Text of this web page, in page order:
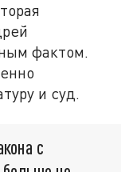
фактом.
и суд.
с